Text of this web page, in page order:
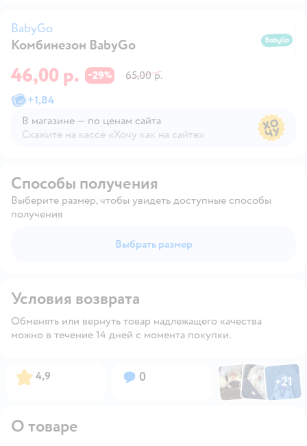
BabyGo
Комбинезон BabyGo
46,00 р. −29%
65,00 р.
+1,84
В магазине — по ценам сайта
Скажите на кассе «Хочу как на сайте»
Способы получения
Выберите размер, чтобы увидеть доступные способы
получения
Выбрать размер
Условия возврата
Обменять или вернуть товар надлежащего качества
можно в течение 14 дней с момента покупки.
Рейтинг:
4,9 Вопросов:
0 ФотоФотоФото
+21
Открыть
О товаре